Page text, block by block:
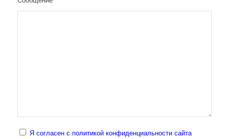
Я согласен с политикой конфиденциальности сайта